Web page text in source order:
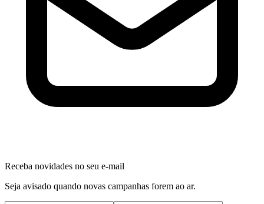
Receba novidades no seu e-mail
Seja avisado quando novas campanhas forem ao ar.